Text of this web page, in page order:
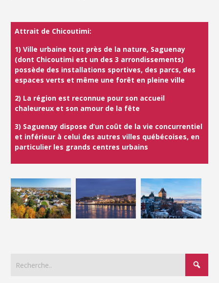
Attrait de Chicoutimi:
1) Ville urbaine tout près de la nature, Saguenay
(dont Chicoutimi est un des 3 arrondissements)
possède des installations sportives, des parcs, des
espaces verts et même une forêt en pleine ville
2) La région est reconnue pour son accueil
chaleureux et son amour de la fête
3) Saguenay dispose d’un coût de la vie concurrentiel
et inférieur à celui des autres villes québécoises, en
particulier les grands centres urbains